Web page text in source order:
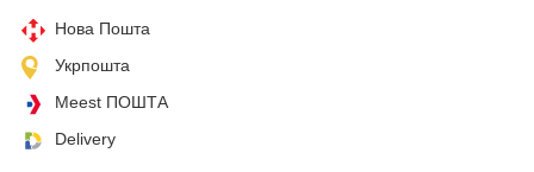
Нова Пошта
Укрпошта
Meest ПОШТА
Delivery